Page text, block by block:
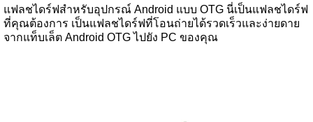
แฟลชไดร์ฟสำหรับอุปกรณ์ Android แบบ OTG นี่เป็นแฟลชไดร์ฟ
ที่คุณต้องการ เป็นแฟลชไดร์ฟที่โอนถ่ายได้รวดเร็วและง่ายดาย
จากแท็บเล็ต Android OTG ไปยัง PC ของคุณ